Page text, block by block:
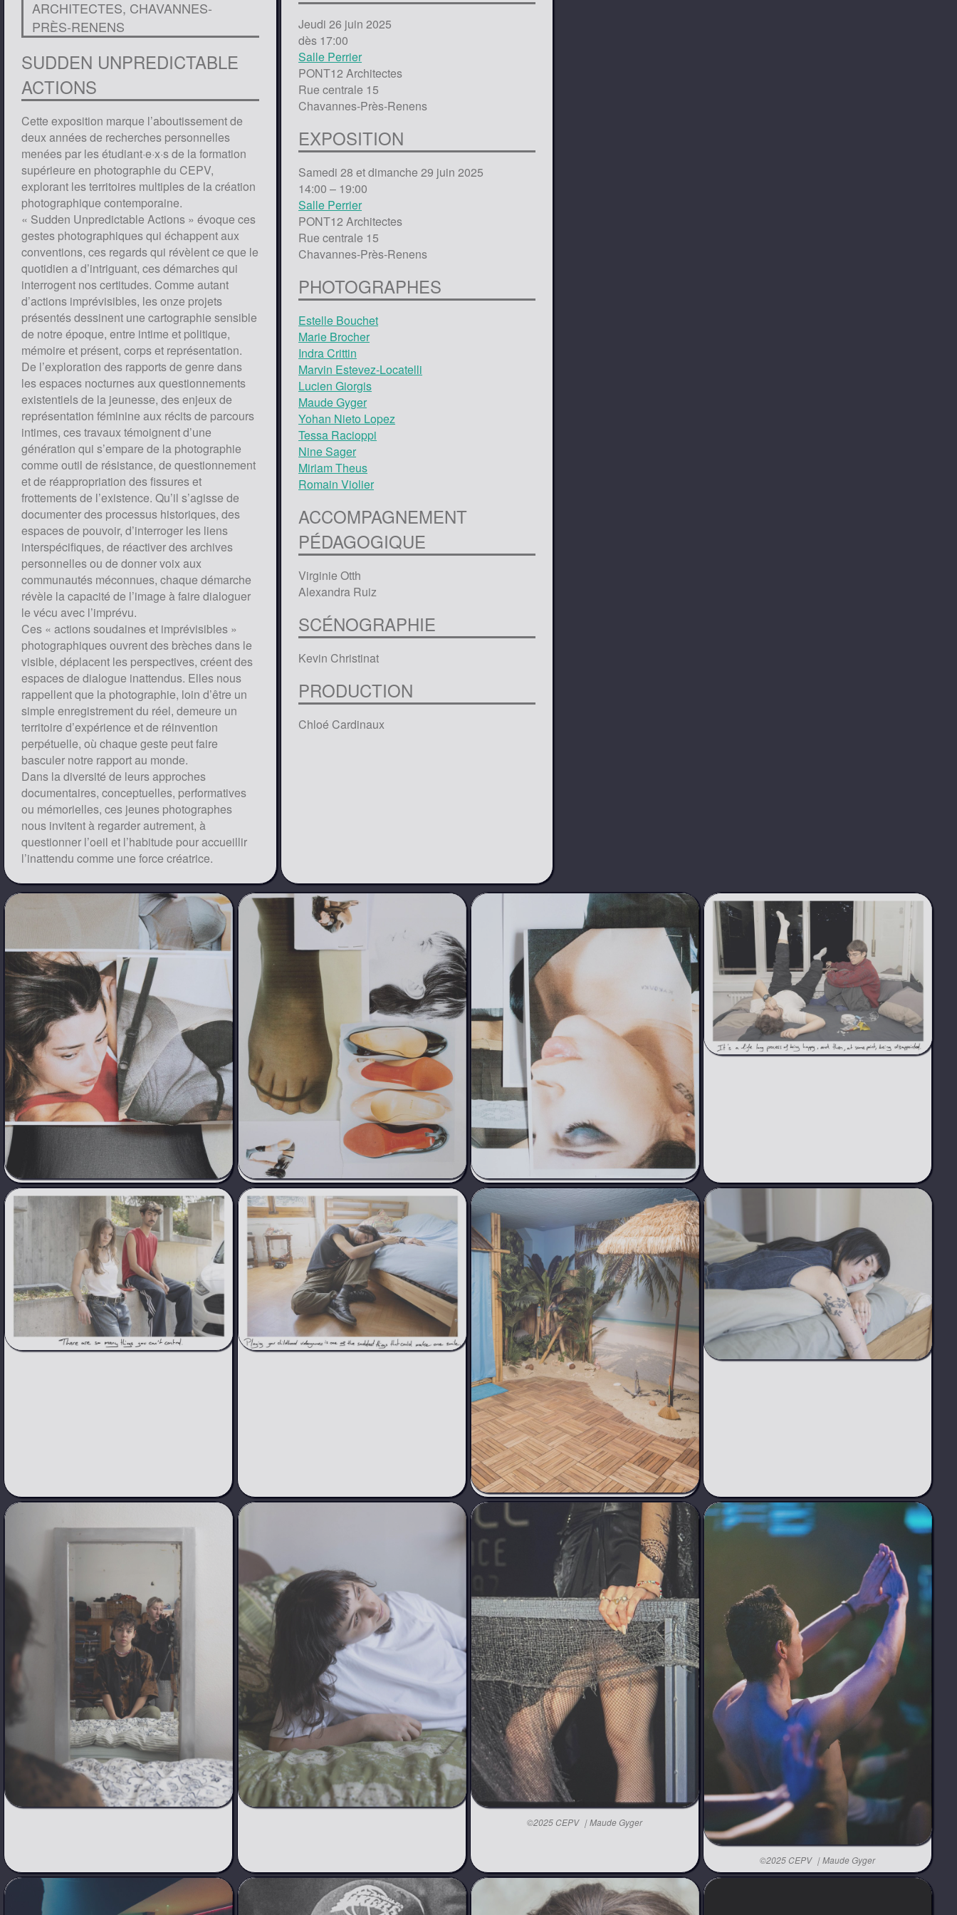
ARCHITECTES, CHAVANNES-
PRÈS-RENENS
SUDDEN UNPREDICTABLE
ACTIONS
Cette exposition marque l’aboutissement de
deux années de recherches personnelles
menées par les étudiant·e·x·s de la formation
supérieure en photographie du CEPV,
explorant les territoires multiples de la création
photographique contemporaine.
« Sudden Unpredictable Actions » évoque ces
gestes photographiques qui échappent aux
conventions, ces regards qui révèlent ce que le
quotidien a d’intriguant, ces démarches qui
interrogent nos certitudes. Comme autant
d’actions imprévisibles, les onze projets
présentés dessinent une cartographie sensible
de notre époque, entre intime et politique,
mémoire et présent, corps et représentation.
De l’exploration des rapports de genre dans
les espaces nocturnes aux questionnements
existentiels de la jeunesse, des enjeux de
représentation féminine aux récits de parcours
intimes, ces travaux témoignent d’une
génération qui s’empare de la photographie
comme outil de résistance, de questionnement
et de réappropriation des fissures et
frottements de l’existence. Qu’il s’agisse de
documenter des processus historiques, des
espaces de pouvoir, d’interroger les liens
interspécifiques, de réactiver des archives
personnelles ou de donner voix aux
communautés méconnues, chaque démarche
révèle la capacité de l’image à faire dialoguer
le vécu avec l’imprévu.
Ces « actions soudaines et imprévisibles »
photographiques ouvrent des brèches dans le
visible, déplacent les perspectives, créent des
espaces de dialogue inattendus. Elles nous
rappellent que la photographie, loin d’être un
simple enregistrement du réel, demeure un
territoire d’expérience et de réinvention
perpétuelle, où chaque geste peut faire
basculer notre rapport au monde.
Dans la diversité de leurs approches
documentaires, conceptuelles, performatives
ou mémorielles, ces jeunes photographes
nous invitent à regarder autrement, à
questionner l’oeil et l’habitude pour accueillir
l’inattendu comme une force créatrice.
Jeudi 26 juin 2025
dès 17:00
Salle Perrier
PONT12 Architectes
Rue centrale 15
Chavannes-Près-Renens
EXPOSITION
Samedi 28 et dimanche 29 juin 2025
14:00 – 19:00
Salle Perrier
PONT12 Architectes
Rue centrale 15
Chavannes-Près-Renens
PHOTOGRAPHES
Estelle Bouchet
Marie Brocher
Indra Crittin
Marvin Estevez‑Locatelli
Lucien Giorgis
Maude Gyger
Yohan Nieto Lopez
Tessa Racioppi
Nine Sager
Miriam Theus
Romain Violier
ACCOMPAGNEMENT
PÉDAGOGIQUE
Virginie Otth
Alexandra Ruiz
SCÉNOGRAPHIE
Kevin Christinat
PRODUCTION
Chloé Cardinaux
©2025 CEPV ｜Maude Gyger
©2025 CEPV ｜Maude Gyger